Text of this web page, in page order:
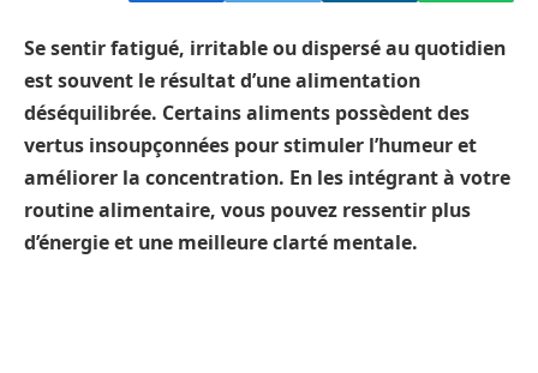
Se sentir fatigué, irritable ou dispersé au quotidien
est souvent le résultat d’une alimentation
déséquilibrée. Certains aliments possèdent des
vertus insoupçonnées pour stimuler l’humeur et
améliorer la concentration. En les intégrant à votre
routine alimentaire, vous pouvez ressentir plus
d’énergie et une meilleure clarté mentale.